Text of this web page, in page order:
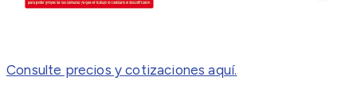
Consulte precios y cotizaciones aquí.